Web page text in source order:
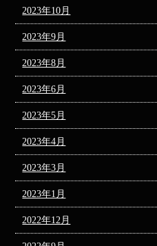
2023年10月
2023年9月
2023年8月
2023年6月
2023年5月
2023年4月
2023年3月
2023年1月
2022年12月